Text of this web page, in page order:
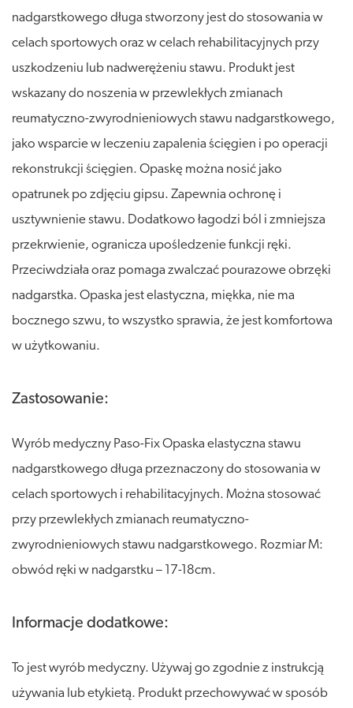
nadgarstkowego długa stworzony jest do stosowania w
celach sportowych oraz w celach rehabilitacyjnych przy
uszkodzeniu lub nadwerężeniu stawu. Produkt jest
wskazany do noszenia w przewlekłych zmianach
reumatyczno-zwyrodnieniowych stawu nadgarstkowego,
jako wsparcie w leczeniu zapalenia ścięgien i po operacji
rekonstrukcji ścięgien. Opaskę można nosić jako
opatrunek po zdjęciu gipsu. Zapewnia ochronę i
usztywnienie stawu. Dodatkowo łagodzi ból i zmniejsza
przekrwienie, ogranicza upośledzenie funkcji ręki.
Przeciwdziała oraz pomaga zwalczać pourazowe obrzęki
nadgarstka. Opaska jest elastyczna, miękka, nie ma
bocznego szwu, to wszystko sprawia, że jest komfortowa
w użytkowaniu.
Zastosowanie:
Wyrób medyczny Paso-Fix Opaska elastyczna stawu
nadgarstkowego długa przeznaczony do stosowania w
celach sportowych i rehabilitacyjnych. Można stosować
przy przewlekłych zmianach reumatyczno-
zwyrodnieniowych stawu nadgarstkowego. Rozmiar M:
obwód ręki w nadgarstku – 17-18cm.
Informacje dodatkowe:
To jest wyrób medyczny. Używaj go zgodnie z instrukcją
używania lub etykietą. Produkt przechowywać w sposób